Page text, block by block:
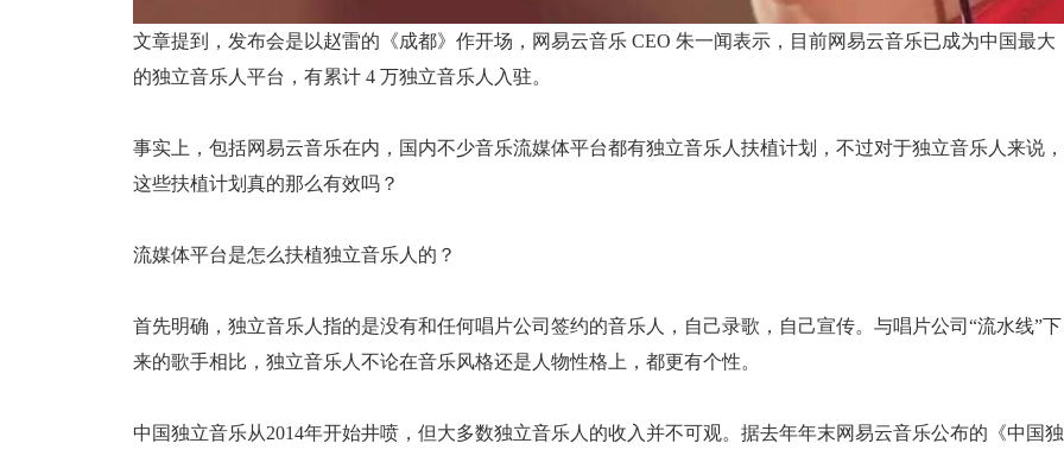
文章提到，发布会是以赵雷的《成都》作开场，网易云音乐 CEO 朱一闻表示，目前网易云音乐已成为中国最大
的独立音乐人平台，有累计 4 万独立音乐人入驻。
事实上，包括网易云音乐在内，国内不少音乐流媒体平台都有独立音乐人扶植计划，不过对于独立音乐人来说，
这些扶植计划真的那么有效吗？
流媒体平台是怎么扶植独立音乐人的？
首先明确，独立音乐人指的是没有和任何唱片公司签约的音乐人，自己录歌，自己宣传。与唱片公司“流水线”下
来的歌手相比，独立音乐人不论在音乐风格还是人物性格上，都更有个性。
中国独立音乐从2014年开始井喷，但大多数独立音乐人的收入并不可观。据去年年末网易云音乐公布的《中国独